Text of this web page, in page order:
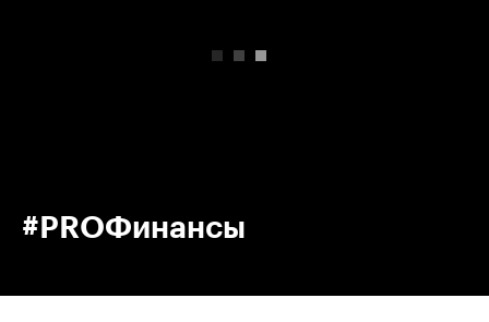
#PROФинансы